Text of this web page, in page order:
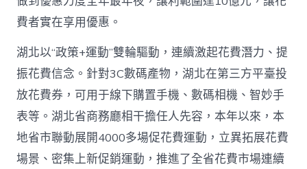
費者實在享用優惠。
湖北以“政策+運動”雙輪驅動，連續激起花費潛力、提
振花費信念。針對3C數碼產物，湖北在第三方平臺投
放花費券，可用于線下購置手機、數碼相機、智妙手
表等。湖北省商務廳相干擔任人先容，本年以來，本
地省市聯動展開4000多場促花費運動，立異拓展花費
場景、密集上新促銷運動，推進了全省花費市場連續